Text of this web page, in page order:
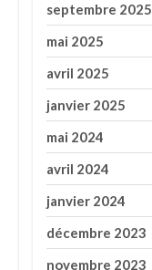
septembre 2025
mai 2025
avril 2025
janvier 2025
mai 2024
avril 2024
janvier 2024
décembre 2023
novembre 2023